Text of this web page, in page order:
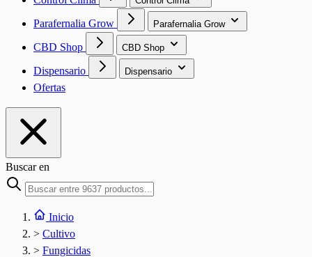
Parafernalia Grow Parafernalia Grow
CBD Shop CBD Shop
Dispensario Dispensario
Ofertas
Buscar en
Inicio
> Cultivo
> Fungicidas